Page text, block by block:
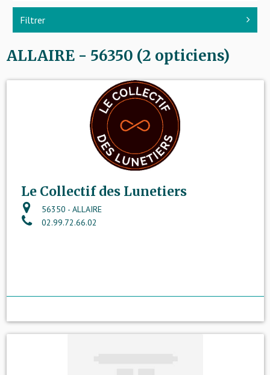
Filtrer
ALLAIRE - 56350 (2 opticiens)
Le Collectif des Lunetiers
56350 - ALLAIRE
02.99.72.66.02